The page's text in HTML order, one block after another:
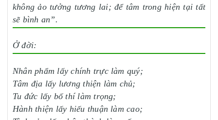
không ảo tưởng tương lai; để tâm trong hiện tại tất
sẽ bình an”.
Ở đời:
Nhân phẩm lấy chính trực làm quý;
Tâm địa lấy lương thiện làm chủ;
Tu đức lấy bố thí làm trọng;
Hành thiện lấy hiếu thuận làm cao;